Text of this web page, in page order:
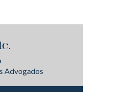
Advogados